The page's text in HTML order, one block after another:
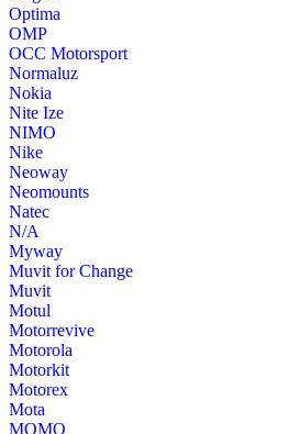
Optima
OMP
OCC Motorsport
Normaluz
Nokia
Nite Ize
NIMO
Nike
Neoway
Neomounts
Natec
N/A
Myway
Muvit for Change
Muvit
Motul
Motorrevive
Motorola
Motorkit
Motorex
Mota
MOMO